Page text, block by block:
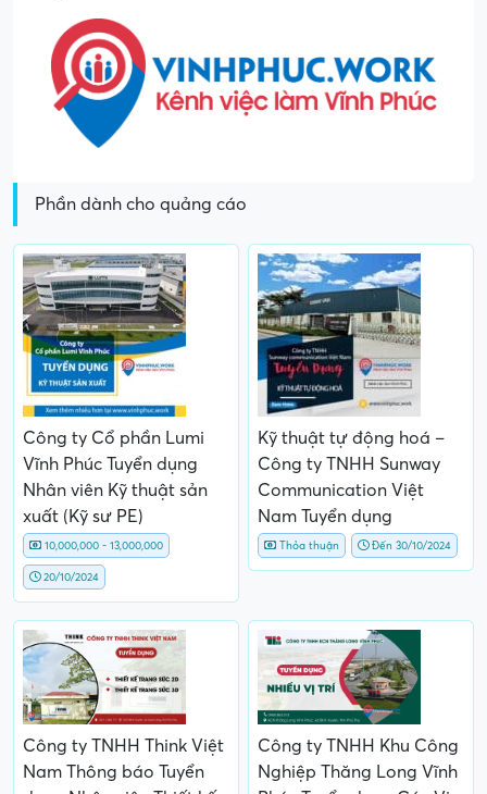
Phần dành cho quảng cáo
Công ty Cổ phần Lumi
Vĩnh Phúc Tuyển dụng
Nhân viên Kỹ thuật sản
xuất (Kỹ sư PE)
10,000,000 - 13,000,000
20/10/2024
Kỹ thuật tự động hoá –
Công ty TNHH Sunway
Communication Việt
Nam Tuyển dụng
Thỏa thuận Đến 30/10/2024
Công ty TNHH Think Việt
Nam Thông báo Tuyển
Công ty TNHH Khu Công
Nghiệp Thăng Long Vĩnh